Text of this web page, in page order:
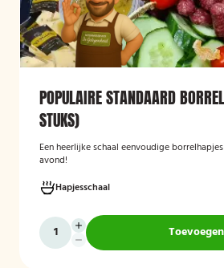
POPULAIRE STANDAARD
STUKS)
Een heerlijke schaal eenvoudige
avond!
Hapjesschaal
Toevoegen